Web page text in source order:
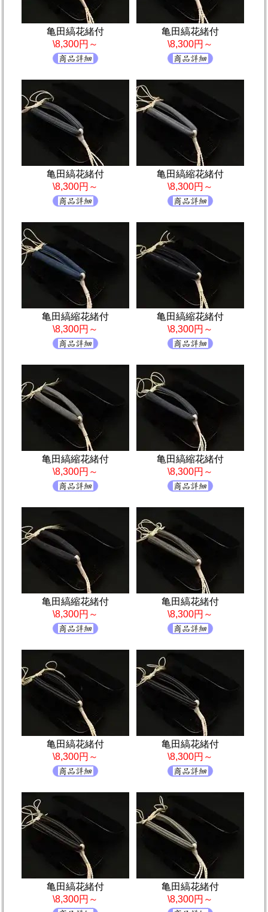
亀田縞花緒付
\8,300円～
亀田縞花緒付
\8,300円～
亀田縞花緒付
\8,300円～
亀田縞縮花緒付
\8,300円～
亀田縞縮花緒付
\8,300円～
亀田縞縮花緒付
\8,300円～
亀田縞縮花緒付
\8,300円～
亀田縞縮花緒付
\8,300円～
亀田縞縮花緒付
\8,300円～
亀田縞花緒付
\8,300円～
亀田縞花緒付
\8,300円～
亀田縞花緒付
\8,300円～
亀田縞花緒付
\8,300円～
亀田縞花緒付
\8,300円～